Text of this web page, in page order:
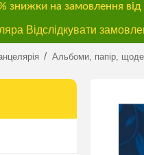
знижки на замовлення
Відслідкувати
/ Альбоми, папір,